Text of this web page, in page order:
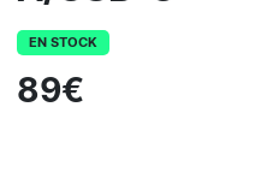
EN STOCK
89€